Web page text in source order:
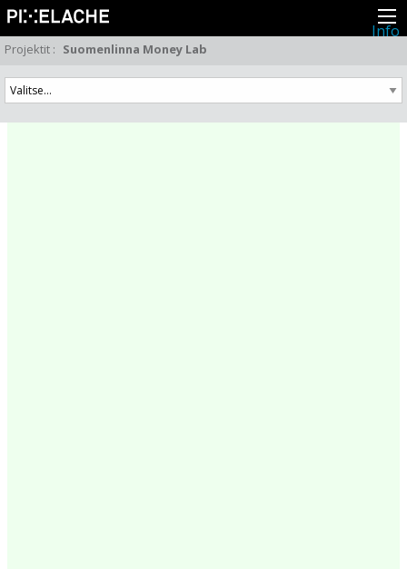
Info
Lehdistö
Toiminta
Tapahtumat
Projektit
Projektit : Suomenlinna Money Lab